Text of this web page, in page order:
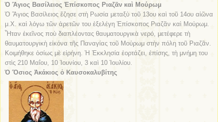
Ὁ Ἅγιος Βασίλειος Ἐπίσκοπος Ριαζᾶν καὶ Μούρωμ
Ὁ Ἅγιος Βασίλειος ἔζησε στὴ Ρωσία μεταξὺ τοῦ 13ου καὶ τοῦ 14ου αἰῶνα
μ.Χ. καὶ λόγω τῶν ἀρετῶν του ἐξελέγη Ἐπίσκοπος Ριαζᾶν καὶ Μούρωμ.
Ἦταν ἐκεῖνος ποὺ διαπλέοντας θαυματουργικὰ νερό, μετέφερε τὴ
θαυματουργικὴ εἰκόνα τῆς Παναγίας τοῦ Μούρωμ στὴν πόλη τοῦ Ριαζᾶν.
Κοιμήθηκε ὁσίως μὲ εἰρήνη. Ἡ Ἐκκλησία ἑορτάζει, ἐπίσης, τὴ μνήμη του
στὶς 210 Μαΐου, 10 Ἰουνίου, 3 καὶ 10 Ἰουλίου.
Ὁ Ὅσιος Ἀκάκιος ὁ Καυσοκαλυβίτης